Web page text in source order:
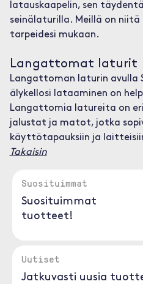
latauskaapelin, sen
seinälaturilla. Meillä on niitä
tarpeidesi mukaan.
Langattomat laturit
Langattoman laturin avulla
älykellosi lataaminen on
Langattomia latureita on
jalustat ja matot, jotka
käyttötapauksiin ja
Takaisin
Suosituimmat
Suosituimmat
tuotteet!
Uutiset
Jatkuvasti uusia